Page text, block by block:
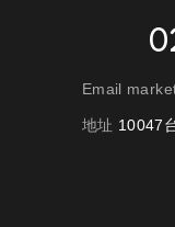
Email
地址 10047